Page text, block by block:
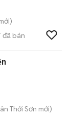
đã bán
Thới Sơn mới)